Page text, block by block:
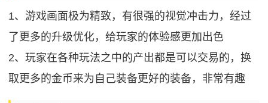
1、游戏画面极为精致，有很强的视觉冲击力，经过
了更多的升级优化，给玩家的体验感更加出色
2、玩家在各种玩法之中的产出都是可以交易的，换
取更多的金币来为自己装备更好的装备，非常有趣